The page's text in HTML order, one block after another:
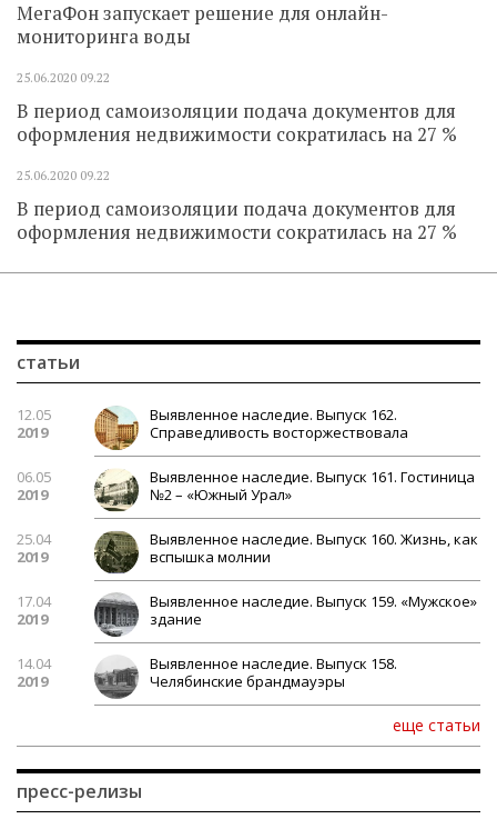
МегаФон запускает решение для онлайн-
мониторинга воды
25.06.2020 09.22
В период самоизоляции подача документов для
оформления недвижимости сократилась на 27 %
25.06.2020 09.22
В период самоизоляции подача документов для
оформления недвижимости сократилась на 27 %
статьи
12.05
2019
Выявленное наследие. Выпуск 162.
Справедливость восторжествовала
06.05
2019
Выявленное наследие. Выпуск 161. Гостиница
№2 – «Южный Урал»
25.04
2019
Выявленное наследие. Выпуск 160. Жизнь, как
вспышка молнии
17.04
2019
Выявленное наследие. Выпуск 159. «Мужское»
здание
14.04
2019
Выявленное наследие. Выпуск 158.
Челябинские брандмауэры
еще статьи
пресс-релизы